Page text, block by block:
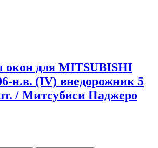
окон для MITSUBISHI
н.в. (IV) внедорожник 5
/ Митсубиси Паджеро